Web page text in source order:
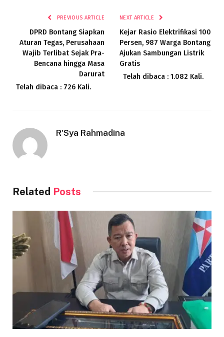
PREVIOUS ARTICLE
DPRD Bontang Siapkan
Aturan Tegas, Perusahaan
Wajib Terlibat Sejak Pra-
Bencana hingga Masa
Darurat
Telah dibaca : 726 Kali.
NEXT ARTICLE
Kejar Rasio Elektrifikasi 100
Persen, 987 Warga Bontang
Ajukan Sambungan Listrik
Gratis
Telah dibaca : 1.082 Kali.
R'Sya Rahmadina
Related Posts